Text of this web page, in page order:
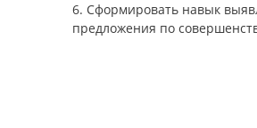
6. Сформировать навык
предложения по